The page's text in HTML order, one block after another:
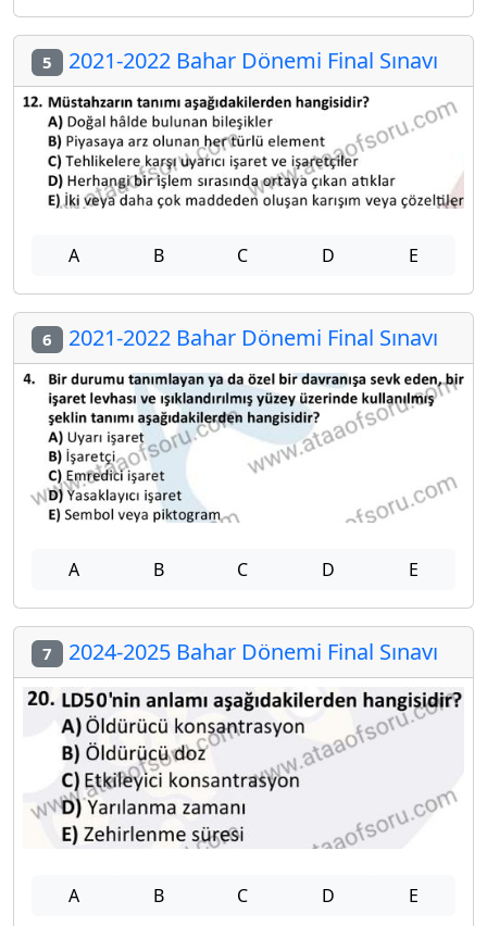
5 2021-2022 Bahar Dönemi Final Sınavı
A B C D E
6 2021-2022 Bahar Dönemi Final Sınavı
A B C D E
7 2024-2025 Bahar Dönemi Final Sınavı
A B C D E